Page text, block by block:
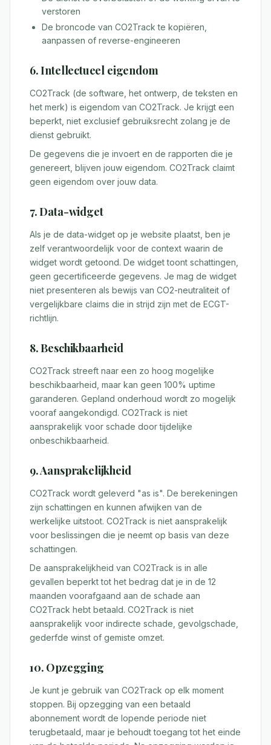
verstoren
De broncode van CO2Track te kopiëren,
aanpassen of reverse-engineeren
6. Intellectueel eigendom
CO2Track (de software, het ontwerp, de teksten en
het merk) is eigendom van CO2Track. Je krijgt een
beperkt, niet exclusief gebruiksrecht zolang je de
dienst gebruikt.
De gegevens die je invoert en de rapporten die je
genereert, blijven jouw eigendom. CO2Track claimt
geen eigendom over jouw data.
7. Data-widget
Als je de data-widget op je website plaatst, ben je
zelf verantwoordelijk voor de context waarin de
widget wordt getoond. De widget toont schattingen,
geen gecertificeerde gegevens. Je mag de widget
niet presenteren als bewijs van CO2-neutraliteit of
vergelijkbare claims die in strijd zijn met de ECGT-
richtlijn.
8. Beschikbaarheid
CO2Track streeft naar een zo hoog mogelijke
beschikbaarheid, maar kan geen 100% uptime
garanderen. Gepland onderhoud wordt zo mogelijk
vooraf aangekondigd. CO2Track is niet
aansprakelijk voor schade door tijdelijke
onbeschikbaarheid.
9. Aansprakelijkheid
CO2Track wordt geleverd "as is". De berekeningen
zijn schattingen en kunnen afwijken van de
werkelijke uitstoot. CO2Track is niet aansprakelijk
voor beslissingen die je neemt op basis van deze
schattingen.
De aansprakelijkheid van CO2Track is in alle
gevallen beperkt tot het bedrag dat je in de 12
maanden voorafgaand aan de schade aan
CO2Track hebt betaald. CO2Track is niet
aansprakelijk voor indirecte schade, gevolgschade,
gederfde winst of gemiste omzet.
10. Opzegging
Je kunt je gebruik van CO2Track op elk moment
stoppen. Bij opzegging van een betaald
abonnement wordt de lopende periode niet
terugbetaald, maar je behoudt toegang tot het einde